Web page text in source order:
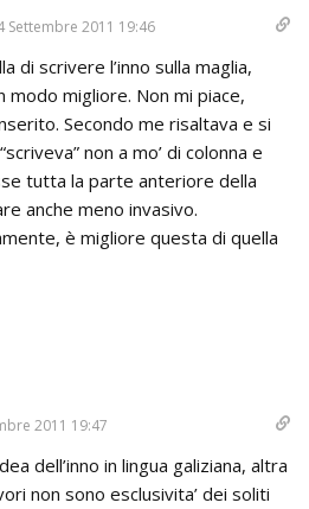
Settembre 2011 19:46
di scrivere l’inno sulla maglia,
modo migliore. Non mi piace,
Secondo me risaltava e si
non a mo’ di colonna e
tutta la parte anteriore della
anche meno invasivo.
è migliore questa di quella
2011 19:47
dell’inno in lingua galiziana, altra
non sono esclusivita’ dei soliti